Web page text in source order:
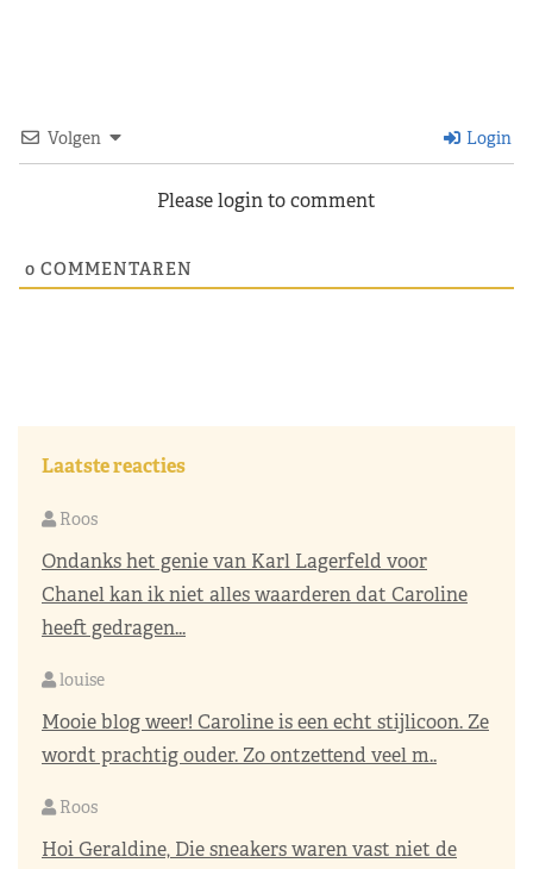
Volgen Login
Please login to comment
0 COMMENTAREN
Laatste reacties
Roos
Ondanks het genie van Karl Lagerfeld voor
Chanel kan ik niet alles waarderen dat Caroline
heeft gedragen...
louise
Mooie blog weer! Caroline is een echt stijlicoon. Ze
wordt prachtig ouder. Zo ontzettend veel m..
Roos
Hoi Geraldine, Die sneakers waren vast niet de